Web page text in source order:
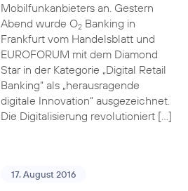
Mobilfunkanbieters an. Gestern
Abend wurde O2Banking in
Frankfurt vom Handelsblatt und
EUROFORUM mit dem Diamond
Star in der Kategorie „Digital Retail
Banking“ als „herausragende
digitale Innovation“ ausgezeichnet.
Die Digitalisierung revolutioniert […]
17. August 2016